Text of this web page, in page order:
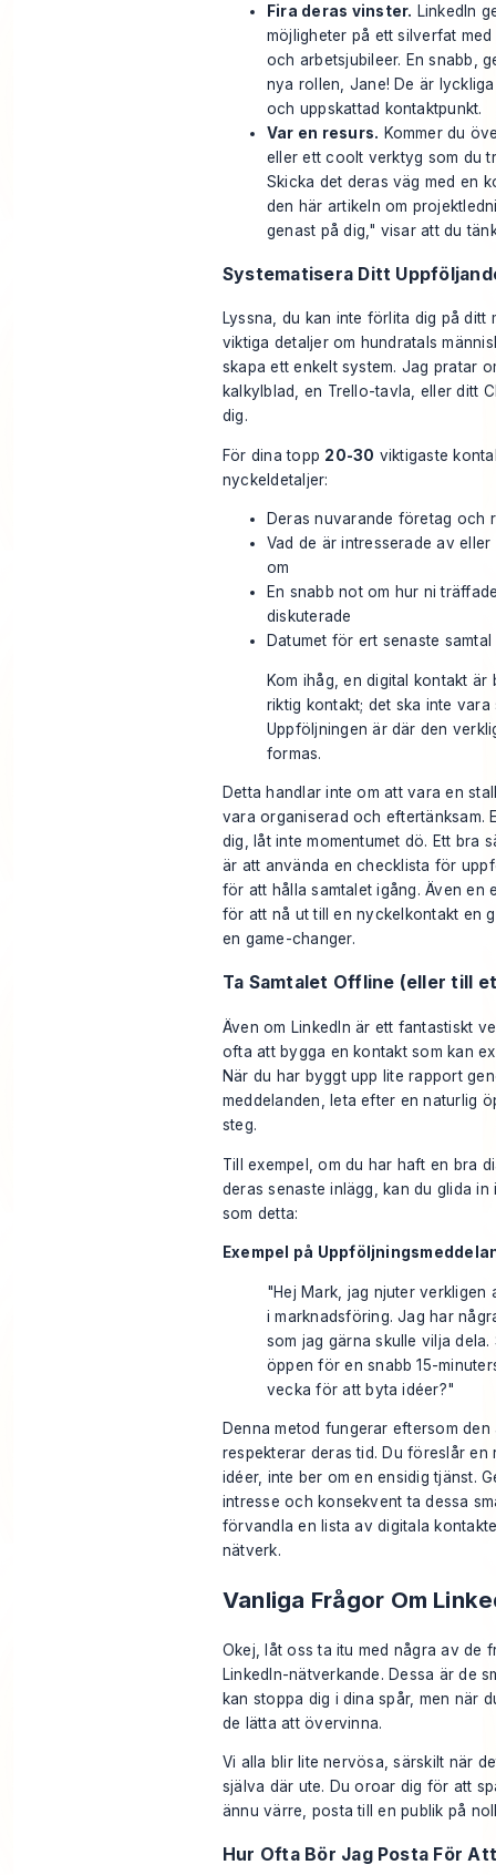
Fira deras vinster. LinkedIn
möjligheter på ett silverfat
och arbetsjubileer. En snabb,
nya rollen, Jane! De är
och uppskattad kontaktpunkt.
Var en resurs. Kommer du
eller ett coolt verktyg som du
Skicka det deras väg med en
den här artikeln om
genast på dig," visar att du
Systematisera Ditt
Lyssna, du kan inte förlita dig på ditt
viktiga detaljer om hundratals
skapa ett enkelt system. Jag pratar
kalkylblad, en Trello-tavla, eller ditt
dig.
För dina topp 20-30 viktigaste
nyckeldetaljer:
Deras nuvarande företag och
Vad de är intresserade av
om
En snabb not om hur ni
diskuterade
Datumet för ert senaste samtal
Kom ihåg, en digital kontakt är
riktig kontakt; det ska inte vara
Uppföljningen är där den
formas.
Detta handlar inte om att vara en
vara organiserad och eftertänksam.
dig, låt inte momentumet dö. Ett bra
är att använda enchecklista för
för att hålla samtalet igång. Även en
för att nå ut till en nyckelkontakt en
en game-changer.
Ta Samtalet Offline (eller till
Även om LinkedIn är ett fantastiskt
ofta att bygga en kontakt som kan
När du har byggt upp lite rapport
meddelanden, leta efter en naturlig
steg.
Till exempel, om du har haft en bra
deras senaste inlägg, kan du glida in
som detta:
Exempel på
"Hej Mark, jag njuter verkligen
i marknadsföring. Jag har
som jag gärna skulle vilja dela.
öppen för en snabb 15-
vecka för att byta idéer?"
Denna metod fungerar eftersom
respekterar deras tid. Du föreslår en
idéer, inte ber om en ensidig tjänst.
intresse och konsekvent ta dessa
förvandla en lista av digitala
nätverk.
Vanliga Frågor Om
Okej, låt oss ta itu med några av de
LinkedIn-nätverkande. Dessa är de
kan stoppa dig i dina spår, men när
de lätta att övervinna.
Vi alla blir lite nervösa, särskilt när
själva där ute. Du oroar dig för att
ännu värre, posta till en publik på
Hur Ofta Bör Jag Posta För